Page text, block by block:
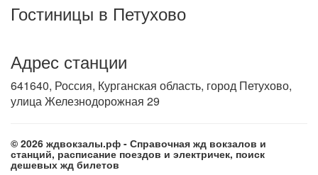
Гостиницы в Петухово
Адрес станции
641640, Россия, Курганская область, город Петухово,
улица Железнодорожная 29
© 2026 ждвокзалы.рф - Справочная жд вокзалов и
станций, расписание поездов и электричек, поиск
дешевых жд билетов